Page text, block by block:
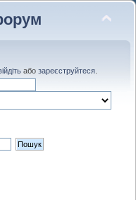
або зареєструйтеся